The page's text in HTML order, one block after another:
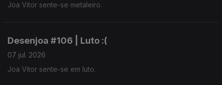
Joa Vitor sente-se metaleiro.
Desenjoa #106 | Luto :(
07 jul. 2026
Joa Vitor sente-se em luto.